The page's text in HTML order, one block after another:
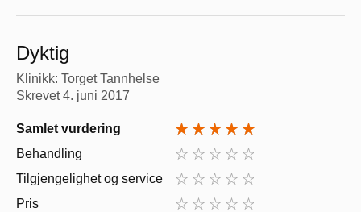
Dyktig
Klinikk: Torget Tannhelse
Skrevet4. juni 2017
Samlet vurdering
Behandling
Tilgjengelighet og service
Pris